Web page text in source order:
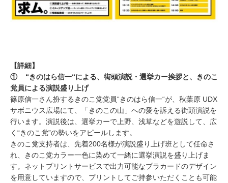
【詳細】
① “きのはら信一“による、街頭演説・選挙カー挨拶と、きのこ
党員による演説盛り上げ
篠原信一さん扮するきのこ党党員“きのはら信一“が、秋葉原 UDX
サボニウス広場にて、「きのこの山」への愛を訴える街頭演説を
行います。演説後は、選挙カーで上野、浅草などを遊説して、広
く“きのこ党”の勢いをアピールします。
きのこ党支持者は、先着200名様が演説盛り上げ班として任命さ
れ、きのこ党カラー一色に染めて一緒に選挙演説を盛り上げま
す。ネットプリントサービスで出力可能なプラカードのデザイン
を用意していますので、プリントしてご持参いただくことも可能